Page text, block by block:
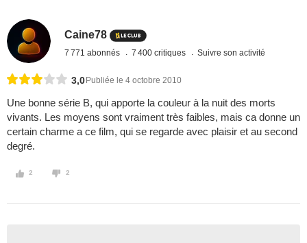
Caine78
7 771 abonnés 7 400 critiques Suivre son activité
3,0 Publiée le 4 octobre 2010
Une bonne série B, qui apporte la couleur à la nuit des morts
vivants. Les moyens sont vraiment très faibles, mais ca donne un
certain charme a ce film, qui se regarde avec plaisir et au second
degré.
2 2